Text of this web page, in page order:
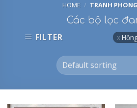
HOME / TRANH
FILTER
Các bộ lọc